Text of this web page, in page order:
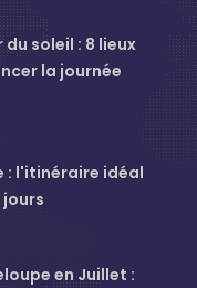
soleil : 8 lieux
la journée
: l'itinéraire idéal
en Juillet :